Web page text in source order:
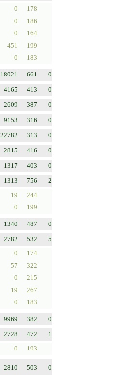
0
178
0
186
0
164
451
199
0 183
18021 661 0
4165 413 0
2609 387 0
9153 316 0
22782 313 0
2815 416 0
1317 403 0
1313 756
2
19
244
0 199
1340 487 0
2782 532
5
0
174
57
322
0
215
19
267
0 183
9969 382 0
2728 472
1
0 193
2810 503 0